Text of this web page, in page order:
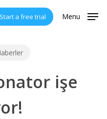
Start a free trial Menu
işe